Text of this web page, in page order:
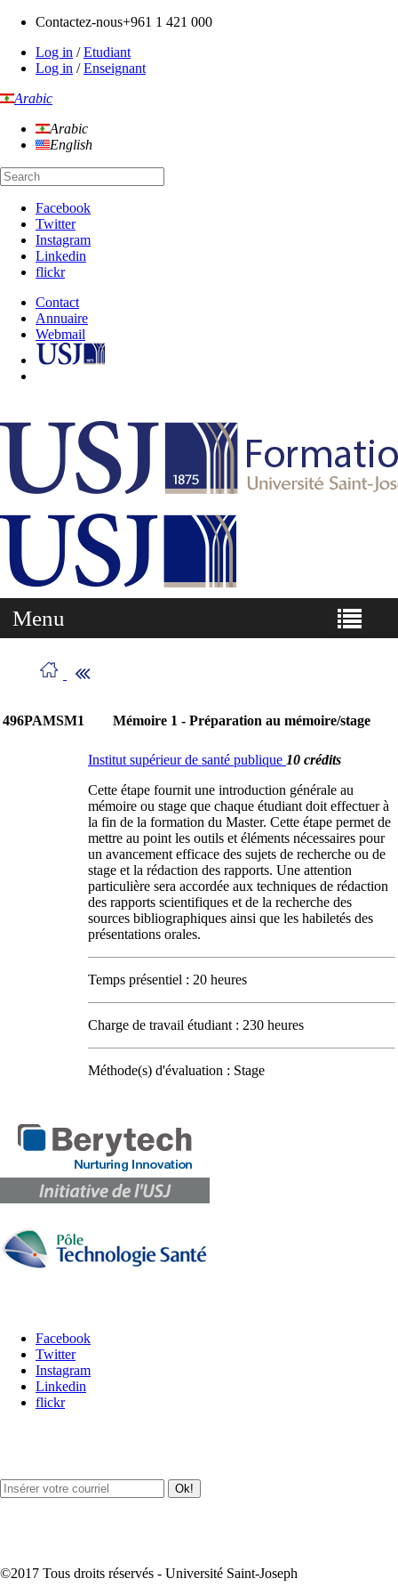
Contactez-nous+961 1 421 000
Log in /Etudiant
Log in /Enseignant
Arabic
Arabic
English
Facebook
Twitter
Instagram
Linkedin
flickr
Contact
Annuaire
Webmail
Menu
496PAMSM1 Mémoire 1 - Préparation au mémoire/stage
Institut supérieur de santé publique 10 crédits
Cette étape fournit une introduction générale au
mémoire ou stage que chaque étudiant doit effectuer à
la fin de la formation du Master. Cette étape permet de
mettre au point les outils et éléments nécessaires pour
un avancement efficace des sujets de recherche ou de
stage et la rédaction des rapports. Une attention
particulière sera accordée aux techniques de rédaction
des rapports scientifiques et de la recherche des
sources bibliographiques ainsi que les habiletés des
présentations orales.
Temps présentiel : 20 heures
Charge de travail étudiant : 230 heures
Méthode(s) d'évaluation : Stage
Facebook
Twitter
Instagram
Linkedin
flickr
©2017 Tous droits réservés - Université Saint-Joseph